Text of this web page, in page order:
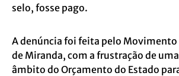
selo, fosse pago.
A denúncia foi feita pelo Movimento
de Miranda, com a frustração de
âmbito do Orçamento do Estado